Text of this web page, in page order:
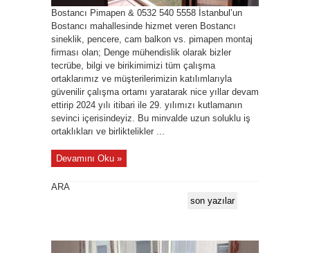
Bostancı Pimapen & 0532 540 5558 İstanbul’un
Bostancı mahallesinde hizmet veren Bostancı
sineklik, pencere, cam balkon vs. pimapen montaj
firması olan; Denge mühendislik olarak bizler
tecrübe, bilgi ve birikimimizi tüm çalışma
ortaklarımız ve müşterilerimizin katılımlarıyla
güvenilir çalışma ortamı yaratarak nice yıllar devam
ettirip 2024 yılı itibari ile 29. yılımızı kutlamanın
sevinci içerisindeyiz. Bu minvalde uzun soluklu iş
ortaklıkları ve birliktelikler ...
Devamını Oku »
ARA
son yazılar